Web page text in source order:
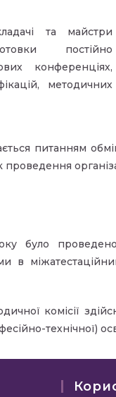
та майстри
постійно
конференціях,
методичних
питанням
було
в
комісії
технічної)